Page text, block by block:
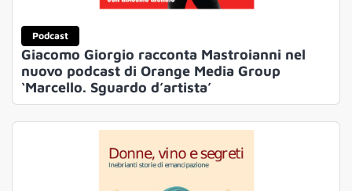
Podcast
Giacomo Giorgio racconta Mastroianni nel
nuovo podcast di Orange Media Group
‘Marcello. Sguardo d’artista’